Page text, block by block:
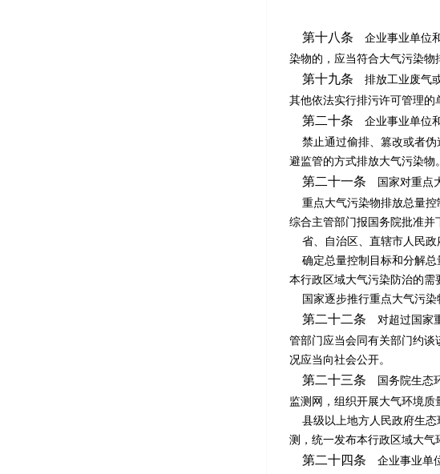
第十八条 企业事业单位
染物的，应当符合大气污染物
第十九条 排放工业废气
其他依法实行排污许可管理的
第二十条 企业事业单位
禁止通过偷排、篡改或者伪
避监管的方式排放大气污染物。
第二十一条 国家对重点
重点大气污染物排放总量控
综合主管部门报国务院批准并
省、自治区、直辖市人民政
确定总量控制目标和分解总
本行政区域大气污染防治的需
国家逐步推行重点大气污染
第二十二条 对超过国家
管部门应当会同有关部门约
况应当向社会公开。
第二十三条 国务院生态
监测网，组织开展大气环境质
县级以上地方人民政府生态
测，统一发布本行政区域大气
第二十四条 企业事业单